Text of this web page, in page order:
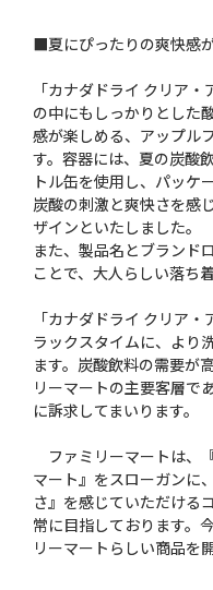
■夏にぴったりの爽快感
「カナダドライ クリア
の中にもしっかりとした
感が楽しめる、アップル
す。容器には、夏の炭酸
トル缶を使用し、パッケ
炭酸の刺激と爽快さを感
ザインといたしました。
また、製品名とブランド
ことで、大人らしい落ち
「カナダドライ クリア
ラックスタイムに、より
ます。炭酸飲料の需要が
リーマートの主要客層で
に訴求してまいります。
ファミリーマートは、
マート』をスローガンに
さ』を感じていただける
常に目指しております。
リーマートらしい商品を